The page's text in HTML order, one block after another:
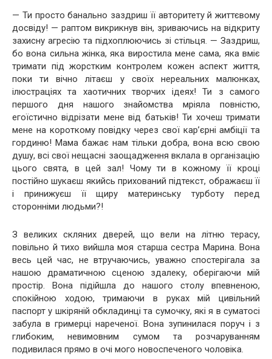
— Ти просто банально заздриш її авторитету й життєвому
досвіду! — раптом викрикнув він, зриваючись на відкриту
захисну агресію та підхоплюючись зі стільця. — Заздриш,
бо вона сильна жінка, яка виростила мене сама, яка вміє
тримати під жорстким контролем кожен аспект життя,
поки ти вічно літаєш у своїх нереальних малюнках,
ілюстраціях та хаотичних творчих ідеях! Ти з самого
першого дня нашого знайомства мріяла повністю,
егоїстично відрізати мене від батьків! Ти хочеш тримати
мене на короткому повідку через свої кар’єрні амбіції та
гординю! Мама бажає нам тільки добра, вона всю свою
душу, всі свої нещасні заощадження вклала в організацію
цього свята, в цей зал! Чому ти в кожному її кроці
постійно шукаєш якийсь прихований підтекст, ображаєш її
і принижуєш її щиру материнську турботу перед
сторонніми людьми?!
З великих скляних дверей, що вели на літню терасу,
повільно й тихо вийшла моя старша сестра Марина. Вона
весь цей час, не втручаючись, уважно спостерігала за
нашою драматичною сценою здалеку, оберігаючи мій
простір. Вона підійшла до нашого столу впевненою,
спокійною ходою, тримаючи в руках мій цивільний
паспорт у шкіряній обкладинці та сумочку, які я в суматосі
забула в гримерці нареченої. Вона зупинилася поруч і з
глибоким, невимовним сумом та розчаруванням
подивилася прямо в очі мого новоспеченого чоловіка.